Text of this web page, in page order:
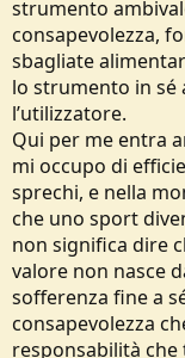
strumento
consapevolezza,
sbagliate
lo strumento in sé
l’utilizzatore.
Qui per me entra
mi occupo di
sprechi, e nella
che uno sport
non significa dire
valore non nasce
sofferenza fine a
consapevolezza
responsabilità